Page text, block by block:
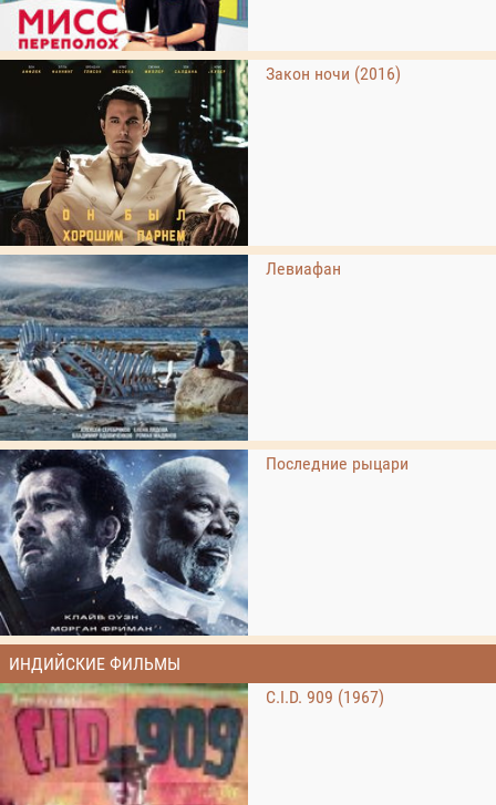
Закон ночи (2016)
Левиафан
Последние рыцари
ИНДИЙСКИЕ ФИЛЬМЫ
C.I.D. 909 (1967)